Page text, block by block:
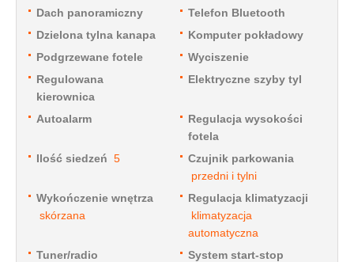
Dach panoramiczny
Telefon Bluetooth
Dzielona tylna kanapa
Komputer pokładowy
Podgrzewane fotele
Wyciszenie
Regulowana
kierownica
Elektryczne szyby tyl
Autoalarm
Regulacja wysokości
fotela
Ilość siedzeń 5
Czujnik parkowania
przedni i tylni
Wykończenie wnętrza
skórzana
Regulacja klimatyzacji
klimatyzacja
automatyczna
Tuner/radio
System start-stop